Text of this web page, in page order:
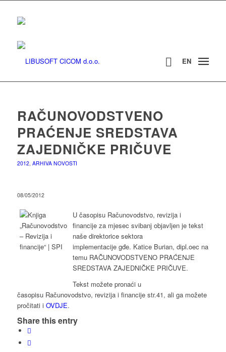
EN
RAČUNOVODSTVENO
PRAĆENJE SREDSTAVA
ZAJEDNIČKE PRIČUVE
2012, ARHIVA NOVOSTI
08/05/2012
U časopisu Računovodstvo, revizija i
financije za mjesec svibanj objavljen je tekst
naše direktorice sektora
implementacije gđe. Katice Burian, dipl.oec na
temu RAČUNOVODSTVENO PRAĆENJE
SREDSTAVA ZAJEDNIČKE PRIČUVE.
Tekst možete pronaći u
časopisu Računovodstvo, revizija i financije str.41, ali ga možete
pročitati i OVDJE.
Share this entry